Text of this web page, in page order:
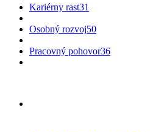
Kariérny rast31
Osobný rozvoj50
Pracovný pohovor36